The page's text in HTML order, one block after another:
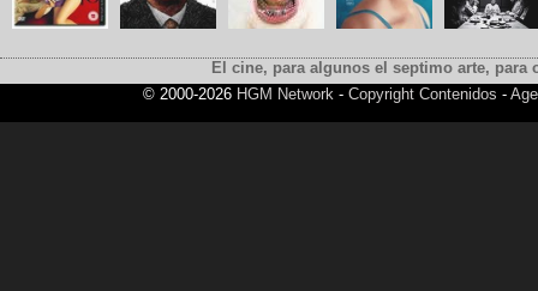
El cine, para algunos el septimo arte,
© 2000-2026 HGM Network- Copyright Contenidos -